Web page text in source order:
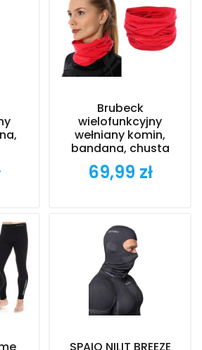
Brubeck
wielofunkcyjny
wełniany komin,
bandana, chusta
Cena
69,99 zł